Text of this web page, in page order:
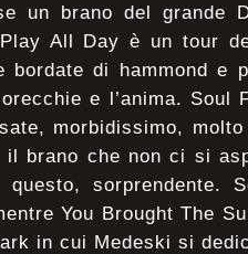
un brano del grande
All Day è un tour
bordate di hammond e
e l’anima. Soul
morbidissimo,
brano che non ci si
sorprendente.
You Brought The
in cui Medeski si